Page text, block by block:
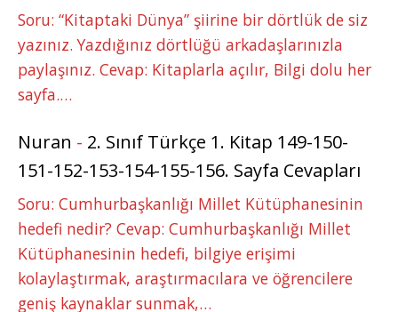
Soru: “Kitaptaki Dünya” şiirine bir dörtlük de siz
yazınız. Yazdığınız dörtlüğü arkadaşlarınızla
paylaşınız. Cevap: Kitaplarla açılır, Bilgi dolu her
sayfa.…
Nuran - 2. Sınıf Türkçe 1. Kitap 149-150-
151-152-153-154-155-156. Sayfa Cevapları
Soru: Cumhurbaşkanlığı Millet Kütüphanesinin
hedefi nedir? Cevap: Cumhurbaşkanlığı Millet
Kütüphanesinin hedefi, bilgiye erişimi
kolaylaştırmak, araştırmacılara ve öğrencilere
geniş kaynaklar sunmak,…